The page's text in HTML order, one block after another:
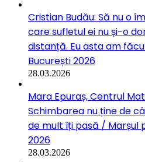
Cristian Budău: Să nu o
care sufletul ei nu și-o
distanță. Eu asta am
București 2026
28.03.2026
Mara Epuraș, Centrul
Schimbarea nu ține de
de mult îți pasă / Marșul
2026
28.03.2026